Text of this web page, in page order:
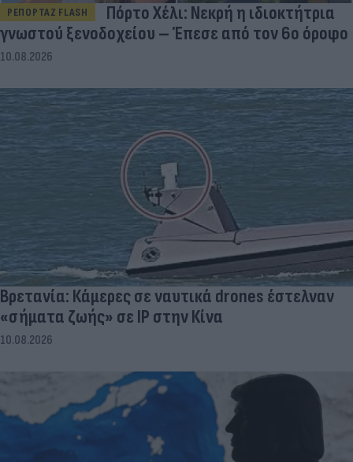
ΡΕΠΟΡΤΑΖ FLASH
Πόρτο Χέλι: Νεκρή η ιδιοκτήτρια
γνωστού ξενοδοχείου – Έπεσε από τον 6ο όροφο
10.08.2026
Βρετανία: Κάμερες σε ναυτικά drones έστελναν
«σήματα ζωής» σε IP στην Κίνα
10.08.2026